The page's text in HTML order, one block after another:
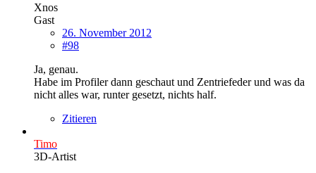
Xnos
Gast
26. November 2012
#98
Ja, genau.
Habe im Profiler dann geschaut und Zentriefeder und was da
nicht alles war, runter gesetzt, nichts half.
Zitieren
Timo
3D-Artist